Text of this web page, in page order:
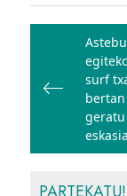
zehar
nabigatu
surf
PARTEKATU!